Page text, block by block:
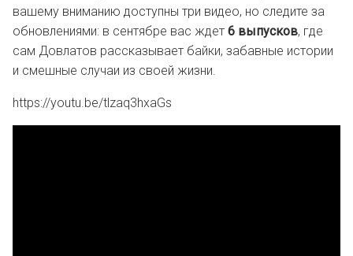
вашему вниманию доступны три видео, но следите за
обновлениями: в сентябре вас ждет 6 выпусков, где
сам Довлатов рассказывает байки, забавные истории
и смешные случаи из своей жизни.
https://youtu.be/tlzaq3hxaGs